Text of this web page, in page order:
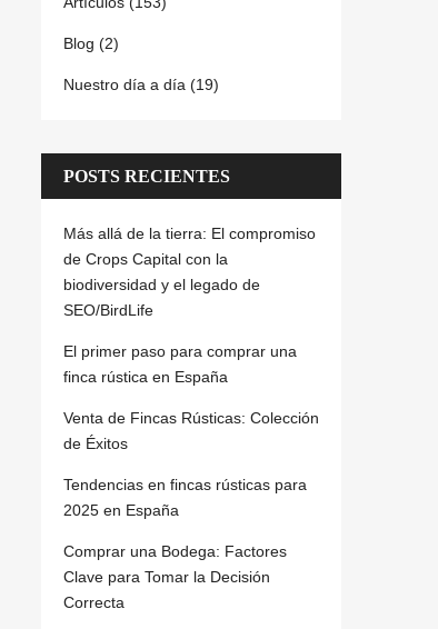
Blog (2)
Nuestro día a día (19)
POSTS RECIENTES
Más allá de la tierra: El compromiso
de Crops Capital con la
biodiversidad y el legado de
SEO/BirdLife
El primer paso para comprar una
finca rústica en España
Venta de Fincas Rústicas: Colección
de Éxitos
Tendencias en fincas rústicas para
2025 en España
Comprar una Bodega: Factores
Clave para Tomar la Decisión
Correcta